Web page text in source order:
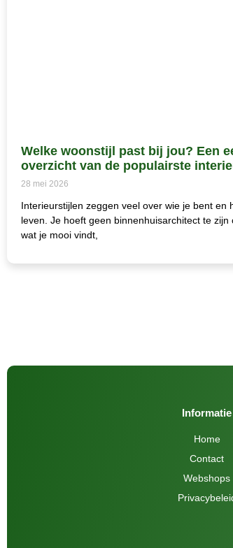
Welke woonstijl past bij jou? Een
overzicht van de populairste
28 mei 2026
Interieurstijlen zeggen veel over wie je bent en
leven. Je hoeft geen binnenhuisarchitect te zijn
wat je mooi vindt,
Informatie
Home
Contact
Webshops